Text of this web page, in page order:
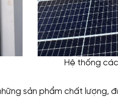
Hệ thống
sản phẩm chất lượng,